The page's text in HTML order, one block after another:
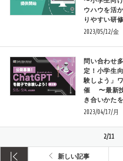
ウハウを活
りやすい研
2023/05/12/金
問い合わせ
定！小学生
験しよう」
催 〜最新
き合いかた
2023/04/17/月
新しい記事
2/11